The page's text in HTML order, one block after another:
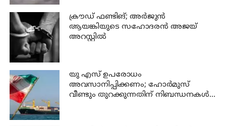
ക്രൗഡ് ഫണ്ടിങ്; അര്‍ജുന്‍
ആയങ്കിയുടെ സഹോദരന്‍ അജയ്
അറസ്റ്റില്‍
യു എസ് ഉപരോധം
അവസാനിപ്പിക്കണം; ഹോര്‍മുസ്
വീണ്ടും തുറക്കുന്നതിന് നിബന്ധനകള്‍